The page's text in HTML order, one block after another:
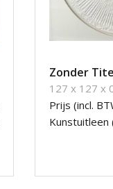
Zonder
127 x 127 x
Prijs (incl.
Kunstuitleen